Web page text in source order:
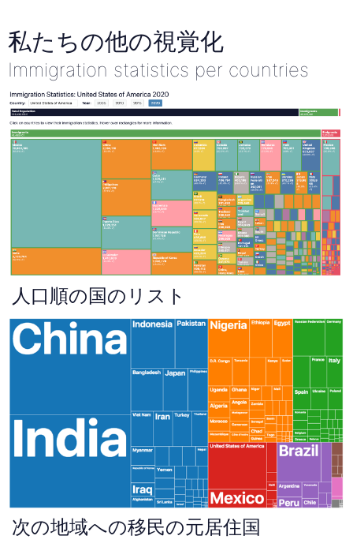
私たちの他の視覚化
Immigration statistics per countries
人口順の国のリスト
次の地域への移民の元居住国